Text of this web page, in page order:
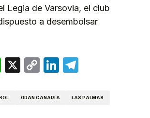
Legia de Varsovia, el club
a desembolsar
WhatsApp
X
CopyLinkedIn
GRAN CANARIA LAS PALMAS